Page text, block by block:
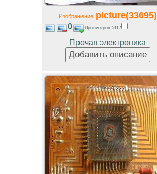
Изображениеpicture(33695)
0 Просмотров 5117
Прочая электроника